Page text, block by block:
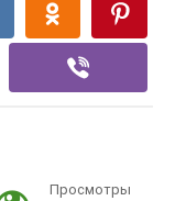
Просмотры